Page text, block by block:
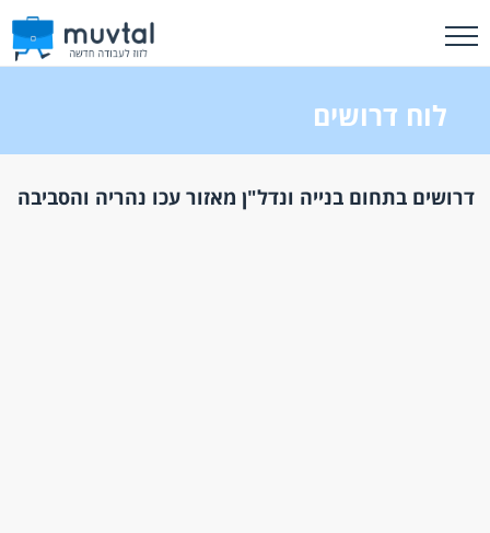
לוח דרושים
דרושים בתחום בנייה ונדל"ן מאזור עכו נהריה והסביבה